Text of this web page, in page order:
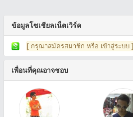
ข้อมูลโซเชียลเน็ตเวิร์ค
[ กรุณาสมัครสมาชิก หรือ เข้าสู่ระบบ ]
เพื่อนที่คุณอาจชอบ